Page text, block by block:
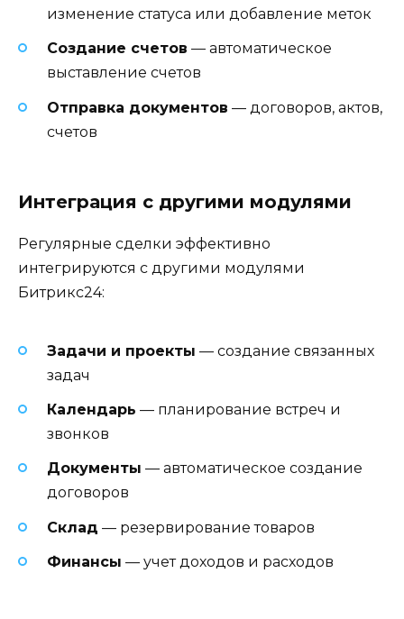
изменение статуса или добавление меток
Создание счетов — автоматическое
выставление счетов
Отправка документов — договоров, актов,
счетов
Интеграция с другими модулями
Регулярные сделки эффективно
интегрируются с другими модулями
Битрикс24:
Задачи и проекты — создание связанных
задач
Календарь — планирование встреч и
звонков
Документы — автоматическое создание
договоров
Склад — резервирование товаров
Финансы — учет доходов и расходов